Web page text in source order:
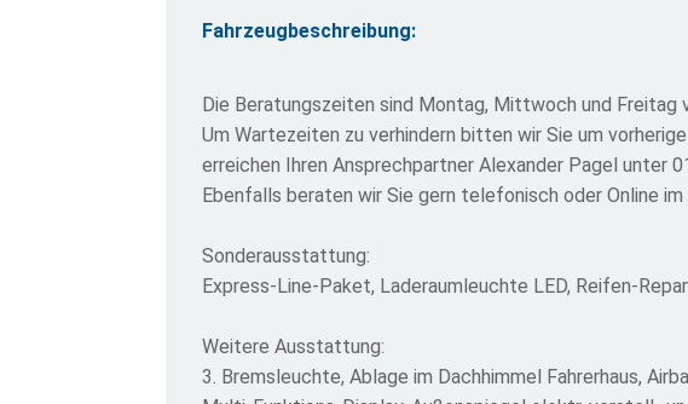
Fahrzeugbeschreibung:
Die Beratungszeiten sind Montag, Mittwoch und Freitag
Um Wartezeiten zu verhindern bitten wir Sie um
erreichen Ihren Ansprechpartner Alexander Pagel unter
Ebenfalls beraten wir Sie gern telefonisch oder Online
Sonderausstattung:
Express-Line-Paket, Laderaumleuchte LED, Reifen-
Weitere Ausstattung:
3. Bremsleuchte, Ablage im Dachhimmel Fahrerhaus,